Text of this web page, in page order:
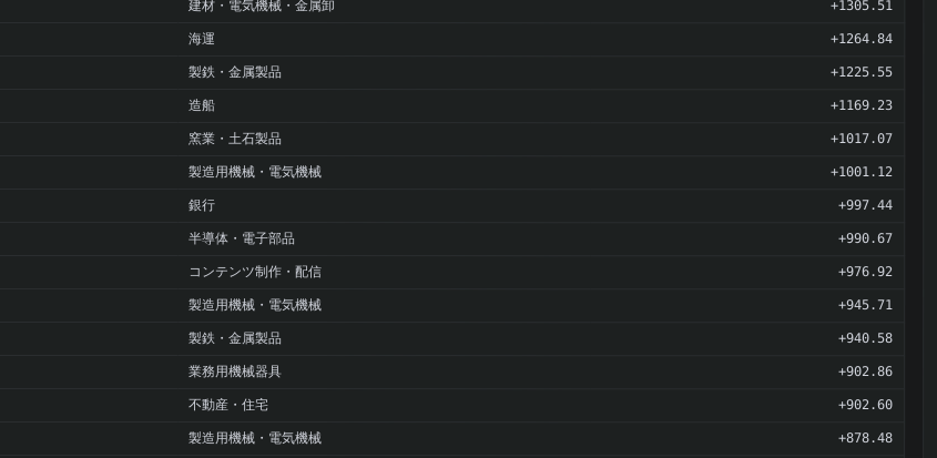
建材・電気機械・金属卸 +1305.51
海運 +1264.84
製鉄・金属製品 +1225.55
造船 +1169.23
窯業・土石製品 +1017.07
製造用機械・電気機械 +1001.12
銀行 +997.44
半導体・電子部品 +990.67
コンテンツ制作・配信 +976.92
製造用機械・電気機械 +945.71
製鉄・金属製品 +940.58
業務用機械器具 +902.86
不動産・住宅 +902.60
製造用機械・電気機械 +878.48